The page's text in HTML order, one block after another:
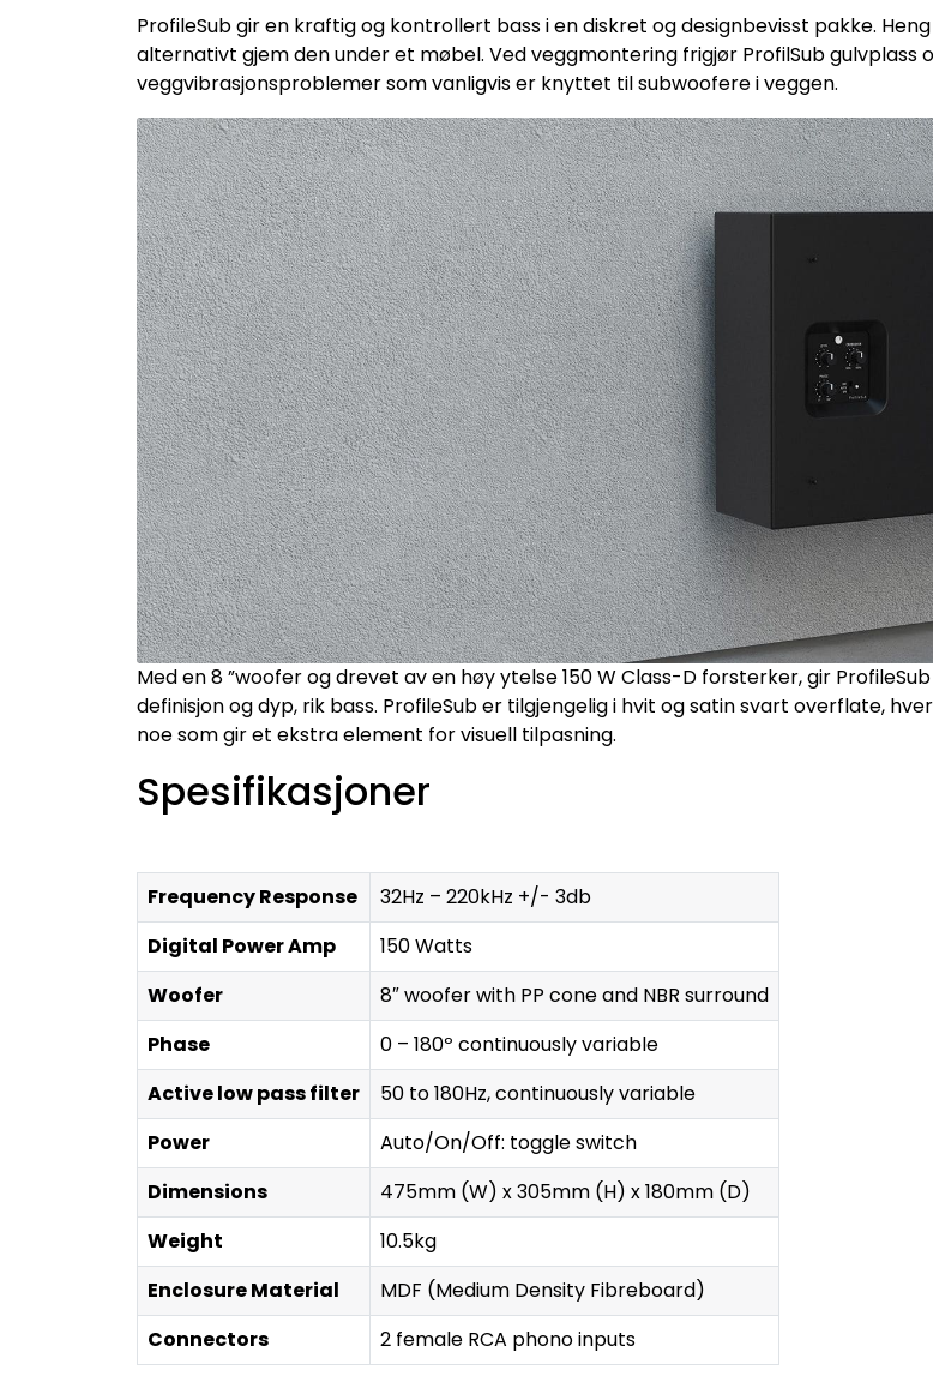
ProfileSub gir en kraftig og kontrollert bass i en diskret og designbevisst pakke.
alternativt gjem den under et møbel. Ved veggmontering frigjør ProfilSub gulvplass
veggvibrasjonsproblemer som vanligvis er knyttet til subwoofere i veggen.
Med en 8 ”woofer og drevet av en høy ytelse 150 W Class-D forsterker, gir
definisjon og dyp, rik bass. ProfileSub er tilgjengelig i hvit og satin svart overflate,
noe som gir et ekstra element for visuell tilpasning.
Spesifikasjoner
Frequency Response
32Hz – 220kHz +/- 3db
Digital Power Amp
150 Watts
Woofer
8″ woofer with PP cone and NBR surround
Phase
0 – 180º continuously variable
Active low pass filter
50 to 180Hz, continuously variable
Power
Auto/On/Off: toggle switch
Dimensions
475mm (W) x 305mm (H) x 180mm (D)
Weight
10.5kg
Enclosure Material
MDF (Medium Density Fibreboard)
Connectors
2 female RCA phono inputs